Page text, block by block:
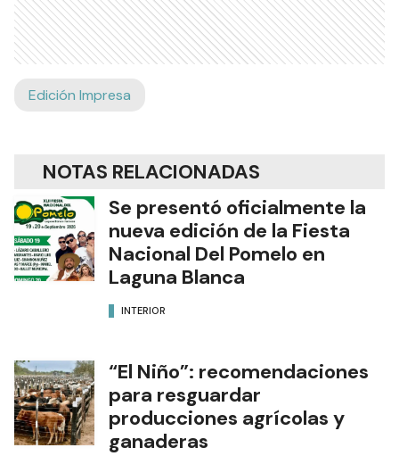
Edición Impresa
NOTAS RELACIONADAS
Se presentó oficialmente la
nueva edición de la Fiesta
Nacional Del Pomelo en
Laguna Blanca
INTERIOR
“El Niño”: recomendaciones
para resguardar
producciones agrícolas y
ganaderas